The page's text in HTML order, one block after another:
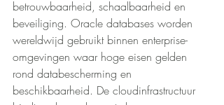
betrouwbaarheid, schaalbaarheid en
beveiliging. Oracle databases worden
wereldwijd gebruikt binnen enterprise-
omgevingen waar hoge eisen gelden
rond databescherming en
beschikbaarheid. De cloudinfrastructuur